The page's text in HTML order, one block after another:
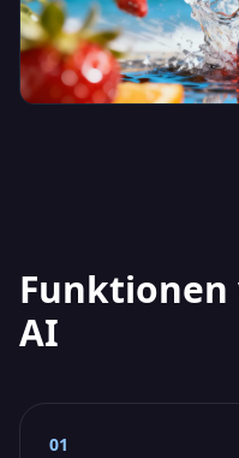
Funktionen
AI
01